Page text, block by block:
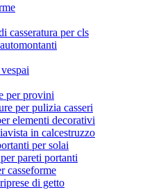
casseratura per cls
per provini
per pulizia casseri
elementi decorativi
in calcestruzzo
per solai
pareti portanti
casseforme
di getto